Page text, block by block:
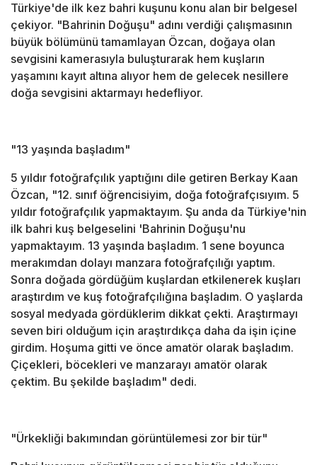
Türkiye'de ilk kez bahri kuşunu konu alan bir belgesel
çekiyor. "Bahrinin Doğuşu" adını verdiği çalışmasının
büyük bölümünü tamamlayan Özcan, doğaya olan
sevgisini kamerasıyla buluşturarak hem kuşların
yaşamını kayıt altına alıyor hem de gelecek nesillere
doğa sevgisini aktarmayı hedefliyor.
"13 yaşında başladım"
5 yıldır fotoğrafçılık yaptığını dile getiren Berkay Kaan
Özcan, "12. sınıf öğrencisiyim, doğa fotoğrafçısıyım. 5
yıldır fotoğrafçılık yapmaktayım. Şu anda da Türkiye'nin
ilk bahri kuş belgeselini 'Bahrinin Doğuşu'nu
yapmaktayım. 13 yaşında başladım. 1 sene boyunca
merakımdan dolayı manzara fotoğrafçılığı yaptım.
Sonra doğada gördüğüm kuşlardan etkilenerek kuşları
araştırdım ve kuş fotoğrafçılığına başladım. O yaşlarda
sosyal medyada gördüklerim dikkat çekti. Araştırmayı
seven biri olduğum için araştırdıkça daha da işin içine
girdim. Hoşuma gitti ve önce amatör olarak başladım.
Çiçekleri, böcekleri ve manzarayı amatör olarak
çektim. Bu şekilde başladım" dedi.
"Ürkekliği bakımından görüntülemesi zor bir tür"